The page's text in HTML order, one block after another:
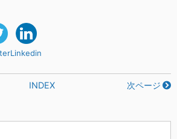
Linkedin
INDEX 次ページ